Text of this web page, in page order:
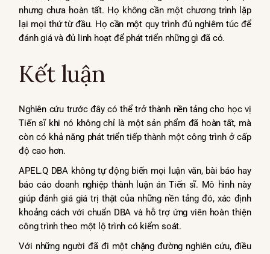
nhưng chưa hoàn tất. Họ không cần một chương trình lặp
lại mọi thứ từ đầu. Họ cần một quy trình đủ nghiêm túc để
đánh giá và đủ linh hoạt để phát triển những gì đã có.
Kết luận
Nghiên cứu trước đây có thể trở thành nền tảng cho học vị
Tiến sĩ khi nó không chỉ là một sản phẩm đã hoàn tất, mà
còn có khả năng phát triển tiếp thành một công trình ở cấp
độ cao hơn.
APEL.Q DBA không tự động biến mọi luận văn, bài báo hay
báo cáo doanh nghiệp thành luận án Tiến sĩ. Mô hình này
giúp đánh giá giá trị thật của những nền tảng đó, xác định
khoảng cách với chuẩn DBA và hỗ trợ ứng viên hoàn thiện
công trình theo một lộ trình có kiểm soát.
Với những người đã đi một chặng đường nghiên cứu, điều